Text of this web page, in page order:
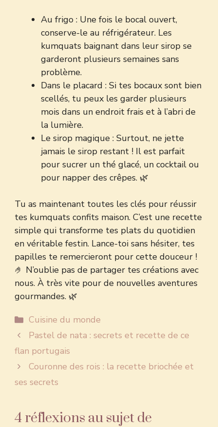
Au frigo : Une fois le bocal ouvert,
conserve-le au réfrigérateur. Les
kumquats baignant dans leur sirop se
garderont plusieurs semaines sans
problème.
Dans le placard : Si tes bocaux sont bien
scellés, tu peux les garder plusieurs
mois dans un endroit frais et à l’abri de
la lumière.
Le sirop magique : Surtout, ne jette
jamais le sirop restant ! Il est parfait
pour sucrer un thé glacé, un cocktail ou
pour napper des crêpes. 🌿
Tu as maintenant toutes les clés pour réussir
tes kumquats confits maison. C’est une recette
simple qui transforme tes plats du quotidien
en véritable festin. Lance-toi sans hésiter, tes
papilles te remercieront pour cette douceur !
🤌 N’oublie pas de partager tes créations avec
nous. À très vite pour de nouvelles aventures
gourmandes. 🌿
Catégories
Cuisine du monde
Pastel de nata : secrets et recette de ce
flan portugais
Couronne des rois : la recette briochée et
ses secrets
4 réflexions au sujet de